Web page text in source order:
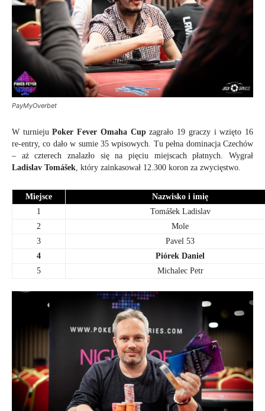
PayMyOverbet
W turniejuPoker Fever Omaha Cupzagrało 19 graczy i wzięto 16
re-entry, co dało w sumie 35 wpisowych. Tu pełna dominacja Czechów
– aż czterech znalazło się na pięciu miejscach płatnych. Wygrał
Ladislav Tomášek, który zainkasował 12.300 koron za zwycięstwo.
Miejsce
Nazwisko i imię
1
Tomášek Ladislav
2
Mole
3
Pavel 53
4
Piórek Daniel
5
Michalec Petr